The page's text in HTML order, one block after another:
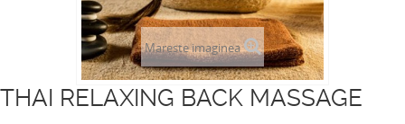
Mareste imaginea
THAI RELAXING BACK MASSAGE